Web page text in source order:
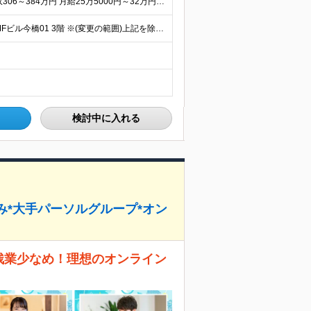
★転勤なし ≪本社≫ 大阪府大阪市中央区今橋2-3-16 JMFビル今橋01 3階 ※(変更の範囲)上記を除く当社関連勤務地
検討中に入れる
*大手パーソルグループ*オン
少なめ！理想のオンライン